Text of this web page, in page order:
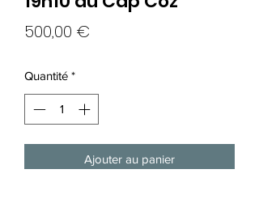
500,00 €
Quantité *
Ajouter au panier